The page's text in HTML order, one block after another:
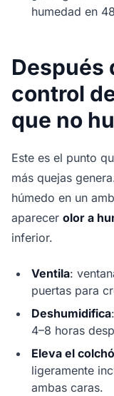
humedad en
Después
control
que no
Este es el punto
más quejas
húmedo en un
aparecer olor a
inferior.
Ventila:
puertas para
Deshumidifica
4–8 horas
Eleva el
ligeramente
ambas caras.